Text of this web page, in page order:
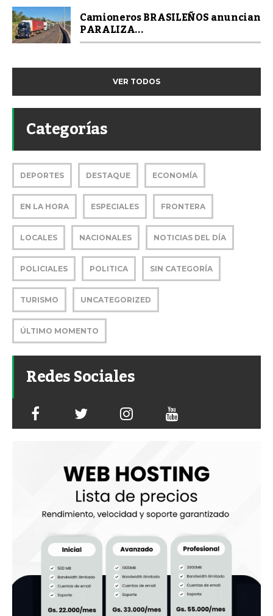
Camioneros BRASILEÑOS anuncian
PARALIZA...
VER TODOS
Categorías
DEPORTES DESTAQUE ECONOMÍA
EN LA HORA ESPECIALES FRONTERA
LOCALES NACIONALES NOTICIAS DEL DÍA
POLICIALES POLITICA SIN CATEGORÍA
TURISMO UNCATEGORIZED
ÚLTIMO MOMENTO
Redes Sociales